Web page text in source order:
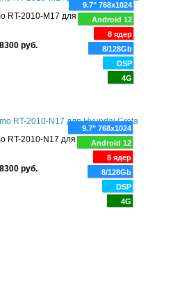
9.7" 768x1024
Android 12
8 ядер
8/128Gb
DSP
4G
RT-2010-M17 для Hyundai Creta
руб.
9.7" 768x1024
Android 12
8 ядер
8/128Gb
DSP
4G
RT-2010-N17 для Hyundai Creta
руб.